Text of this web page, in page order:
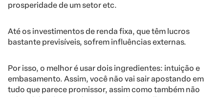
prosperidade de um setor etc.
Até os investimentos de renda fixa, que têm lucros
bastante previsíveis, sofrem influências externas.
Por isso, o melhor é usar dois ingredientes: intuição e
embasamento. Assim, você não vai sair apostando em
tudo que parece promissor, assim como também não